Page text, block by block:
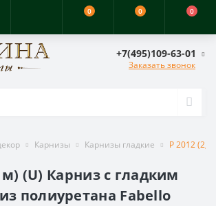
0 0 0
+7(495)109-63-01
Заказать звонок
Карнизы Карнизы гладкие P 2012
м) (U) Карниз с гладким
полиуретана Fabello